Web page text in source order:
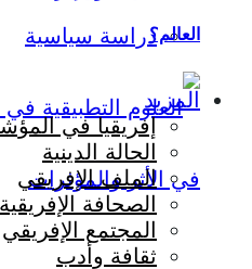
دراسة سياسيةالعالم؟
المزيد
إفريقيا في
الحالة الدينية
الملف الإفريقي
الصحافة الإفريقية
المجتمع الإفريقي
ثقافة وأدب